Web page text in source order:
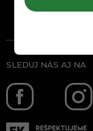
SLEDUJ NÁS AJ NA